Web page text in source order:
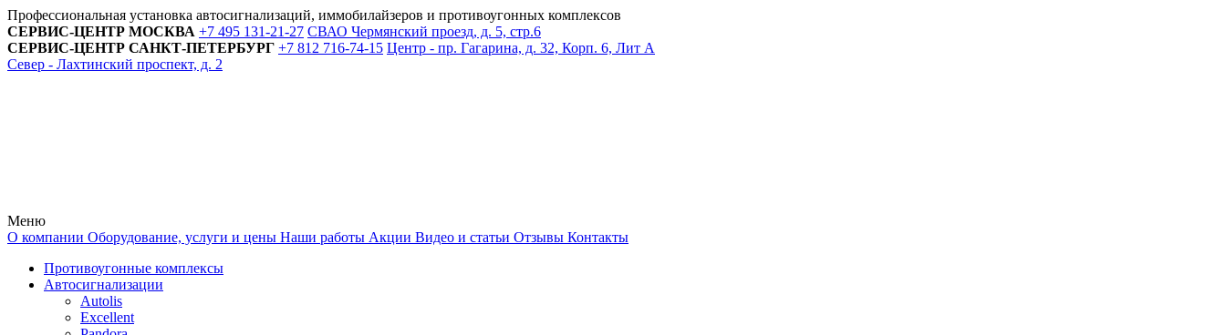
Профессиональная установка автосигнализаций, иммобилайзеров и противоугонных комплексов
СЕРВИС-ЦЕНТР МОСКВА +7 495 131-21-27 СВАО Чермянский проезд, д. 5, стр.6
СЕРВИС-ЦЕНТР САНКТ-ПЕТЕРБУРГ +7 812 716-74-15 Центр - пр. Гагарина, д. 32, Корп. 6, Лит А
Север - Лахтинский проспект, д. 2
Меню
О компании Оборудование, услуги и цены Наши работы Акции Видео и статьи Отзывы Контакты
Противоугонные комплексы
Автосигнализации
Autolis
Excellent